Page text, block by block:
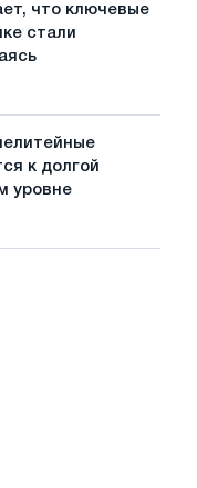
что ключевые
стали
к долгой
уровне